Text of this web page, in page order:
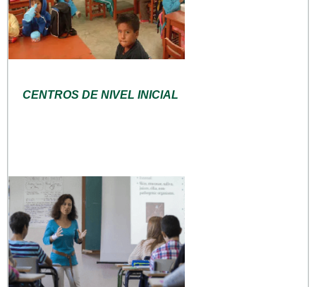
CENTROS DE NIVEL INICIAL